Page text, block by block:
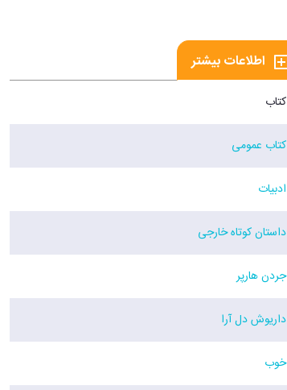
اطلاعات بیشتر
کتاب
کتاب عمومی
ادبیات
داستان کوتاه خارجی
جردن هارپر
داریوش دل آرا
خوب